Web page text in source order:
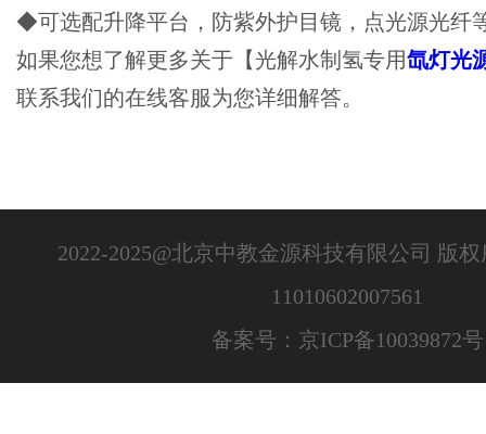
◆可选配升降平台，防紫外护目镜，点光源光纤
如果您想了解更多关于【光解水制氢专用氙灯光
联系我们的在线客服为您详细解答。
2022-2025@北京中教金源科技有限公司 版
11010602007561
备案号：京ICP备10039872号